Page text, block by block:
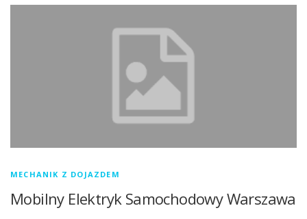
MECHANIK Z DOJAZDEM
Mobilny Elektryk Samochodowy Warszawa